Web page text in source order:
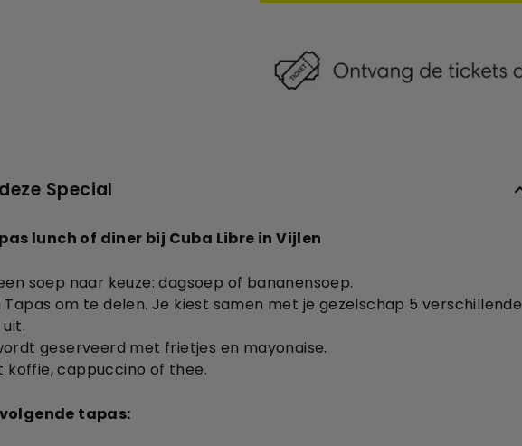
Special
lunch of diner bij Cuba Libre in Vijlen
soep naar keuze: dagsoep of bananensoep.
om te delen. Je kiest samen met je gezelschap 5 verschillende
geserveerd met frietjes en mayonaise.
koffie, cappuccino of thee.
tapas: